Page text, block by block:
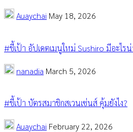
Auaychai May 18, 2026
#ชี้เป้า อัปเดตเมนูใหม่ Sushiro มีอะไ
nanadia March 5, 2026
#ชี้เป้า บัตรสมาชิกสเวนเซ่นส์ คุ้มยังไง?
Auaychai February 22, 2026